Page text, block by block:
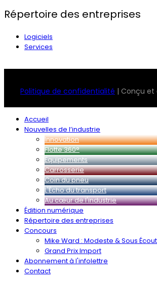
Répertoire des entreprises
Logiciels
Services
Politique de confidentialité | Conçu et
Accueil
Nouvelles de l’industrie
Innovation
Flotte 360°
Équipements
Carrosserie
Coin du pneu
L'Écho du transport
Au cœur de l'industrie
Édition numérique
Répertoire des entreprises
Concours
Mike Ward : Modeste & Sous
Grand Prix Import
Abonnement à l'infolettre
Contact